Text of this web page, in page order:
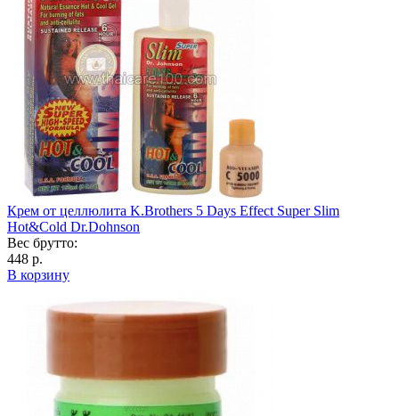
Крем от целлюлита K.Brothers 5 Days Effect Super Slim
Hot&Cold Dr.Dohnson
Вес брутто:
448 р.
В корзину